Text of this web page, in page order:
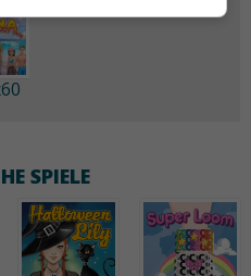
SPIELE